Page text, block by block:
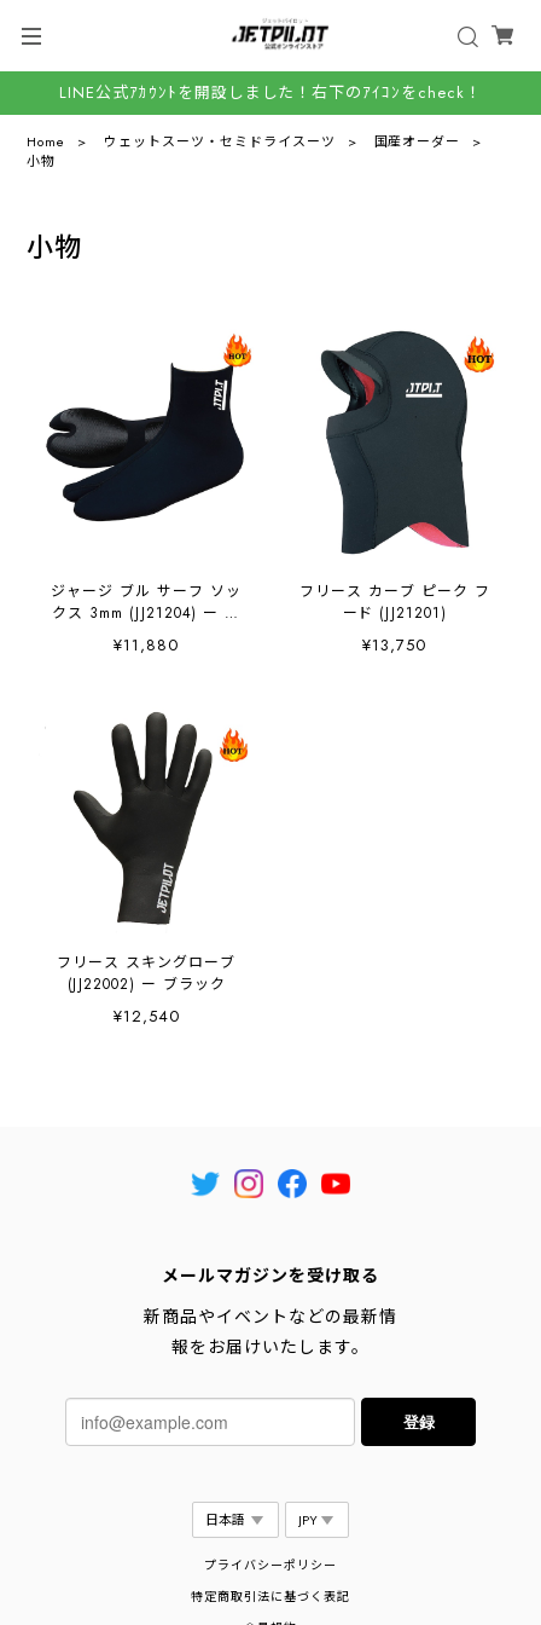
LINE公式ｱｶｳﾝﾄを開設しました！右下のｱｲｺﾝをcheck！
Home ウェットスーツ・セミドライスーツ
国産オーダー
小物
小物
ジャージ ブル サーフ ソッ
クス 3mm (JJ21204) ー タ
¥11,880
フリース カーブ ピーク フ
ード (JJ21201)
¥13,750
フリース スキングローブ
(JJ22002) ー ブラック
¥12,540
メールマガジンを受け取る
新商品やイベントなどの最新情
報をお届けいたします。
登録
プライバシーポリシー
特定商取引法に基づく表記